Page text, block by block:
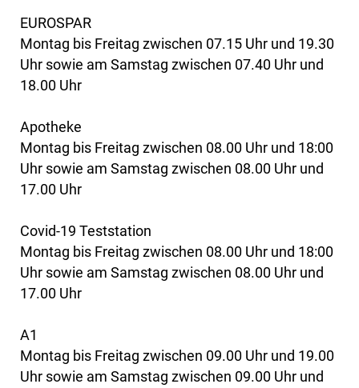
EUROSPAR
Montag bis Freitag zwischen 07.15 Uhr und 19.30
Uhr sowie am Samstag zwischen 07.40 Uhr und
18.00 Uhr
Apotheke
Montag bis Freitag zwischen 08.00 Uhr und 18:00
Uhr sowie am Samstag zwischen 08.00 Uhr und
17.00 Uhr
Covid-19 Teststation
Montag bis Freitag zwischen 08.00 Uhr und 18:00
Uhr sowie am Samstag zwischen 08.00 Uhr und
17.00 Uhr
A1
Montag bis Freitag zwischen 09.00 Uhr und 19.00
Uhr sowie am Samstag zwischen 09.00 Uhr und